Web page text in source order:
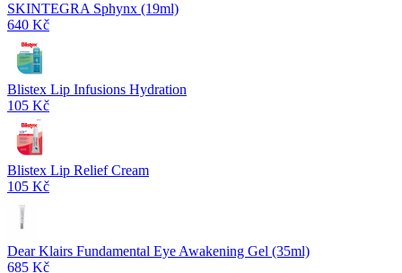
SKINTEGRA Sphynx (19ml)
640 Kč
Blistex Lip Infusions Hydration
105 Kč
Blistex Lip Relief Cream
105 Kč
Dear Klairs Fundamental Eye Awakening Gel (35ml)
685 Kč